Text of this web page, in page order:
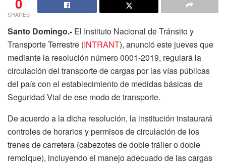
SHARES
Santo Domingo.- El Instituto Nacional de Tránsito y
Transporte Terrestre (INTRANT), anunció este jueves que
mediante la resolución número 0001-2019, regulará la
circulación del transporte de cargas por las vías públicas
del país con el establecimiento de medidas básicas de
Seguridad Vial de ese modo de transporte.
De acuerdo a la dicha resolución, la institución instaurará
controles de horarios y permisos de circulación de los
trenes de carretera (cabezotes de doble tráiler o doble
remolque), incluyendo el manejo adecuado de las cargas